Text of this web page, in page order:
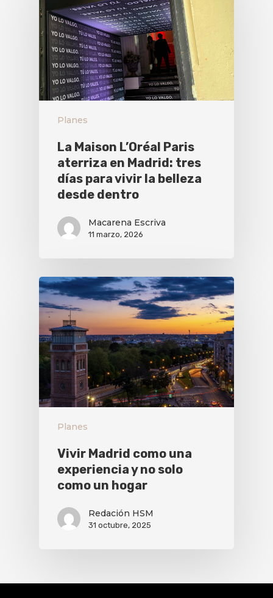
Planes
La Maison L’Oréal Paris
aterriza en Madrid: tres
días para vivir la belleza
desde dentro
Macarena Escriva
11 marzo, 2026
Planes
Vivir Madrid como una
experiencia y no solo
como un hogar
Redación HSM
31 octubre, 2025